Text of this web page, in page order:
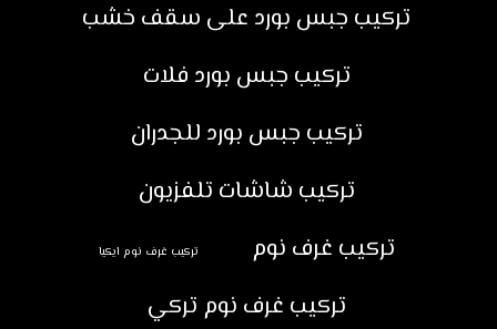
تركيب جبس بورد على سقف خشب
تركيب جبس بورد فلات
تركيب جبس بورد للجدران
تركيب شاشات تلفزيون
تركيب غرف نوم
تركيب غرف نوم ايكيا
تركيب غرف نوم تركي